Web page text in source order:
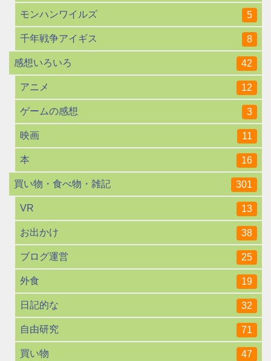
モンハンワイルズ 5
千年戦争アイギス 8
感想いろいろ 42
アニメ 12
ゲームの感想 3
映画 11
本 16
買い物・食べ物・雑記 301
VR 13
お出かけ 38
ブログ運営 25
外食 19
日記的な 32
自由研究 71
買い物 47